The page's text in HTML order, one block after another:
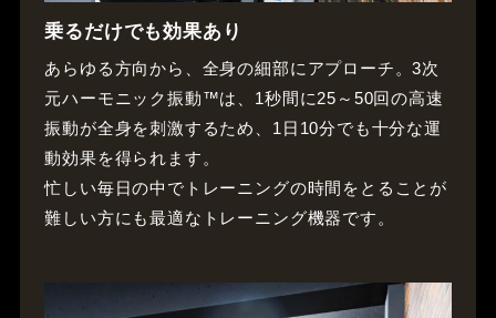
乗るだけでも効果あり
あらゆる方向から、全身の細部にアプローチ。3次
元ハーモニック振動™は、1秒間に25～50回の高速
振動が全身を刺激するため、1日10分でも十分な運
動効果を得られます。
忙しい毎日の中でトレーニングの時間をとることが
難しい方にも最適なトレーニング機器です。